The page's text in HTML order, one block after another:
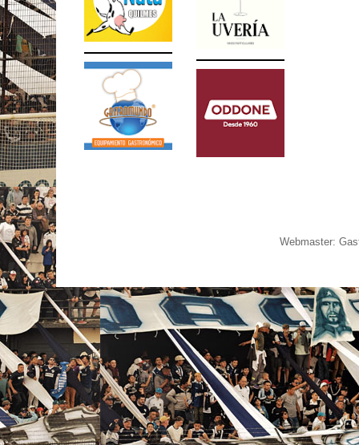
Webmaster: